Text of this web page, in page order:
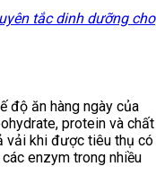
tắc dinh dưỡng cho
độ ăn hàng ngày của
protein và chất
vải khi được tiêu thụ có
enzym trong nhiều